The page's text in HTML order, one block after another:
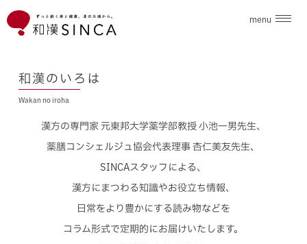
menu
ブランド
こだわり素材
和漢のいろは
Wakan no iroha
漢方の専門家 元東邦大学薬学部教授 小池一男先生、
薬膳コンシェルジュ協会代表理事 杏仁美友先生、
SINCAスタッフによる、
漢方にまつわる知識やお役立ち情報、
日常をより豊かにする読み物などを
コラム形式で定期的にお届けいたします。